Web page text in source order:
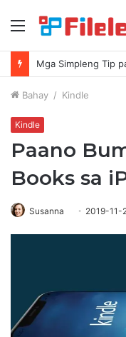
Menu
Bahay / Kindle
Kindle
Paano
Books sa
Susanna 2019-11-